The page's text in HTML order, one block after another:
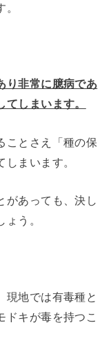
り非常に臆病であ
しまいます。
ことさえ「種の保
まいます。
があっても、決し
う。
現地では有毒種と
ドキが毒を持つこ